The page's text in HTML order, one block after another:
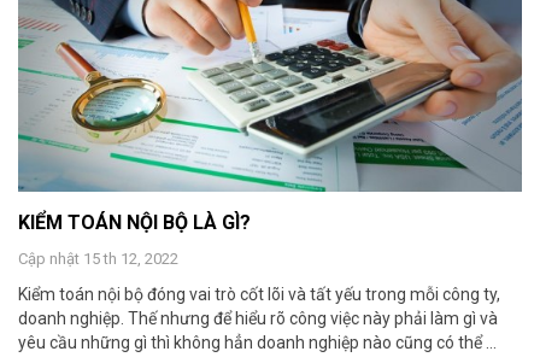
KIỂM TOÁN NỘI BỘ LÀ GÌ?
Cập nhật 15 th 12, 2022
Kiểm toán nội bộ đóng vai trò cốt lõi và tất yếu trong mỗi công ty,
doanh nghiệp. Thế nhưng để hiểu rõ công việc này phải làm gì và
yêu cầu những gì thì không hẳn doanh nghiệp nào cũng có thể ...